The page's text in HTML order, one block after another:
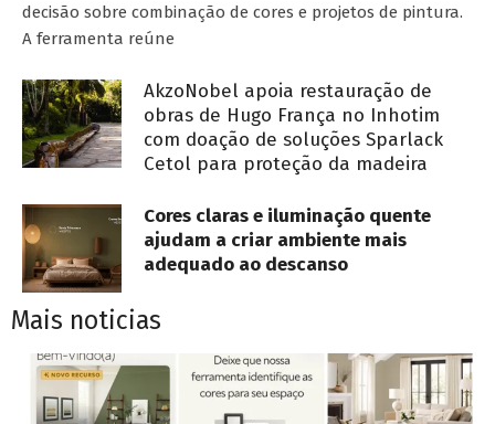
decisão sobre combinação de cores e projetos de pintura.
A ferramenta reúne
AkzoNobel apoia restauração de
obras de Hugo França no Inhotim
com doação de soluções Sparlack
Cetol para proteção da madeira
Cores claras e iluminação quente
ajudam a criar ambiente mais
adequado ao descanso
Mais noticias